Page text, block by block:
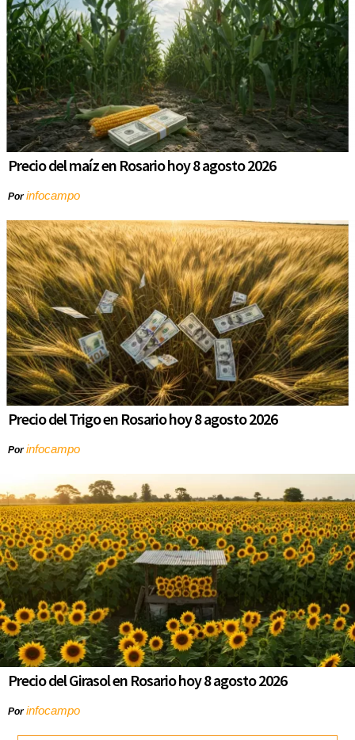
Precio del maíz en Rosario hoy 8 agosto 2026
Porinfocampo
Precio del Trigo en Rosario hoy 8 agosto 2026
Porinfocampo
Precio del Girasol en Rosario hoy 8 agosto 2026
Porinfocampo